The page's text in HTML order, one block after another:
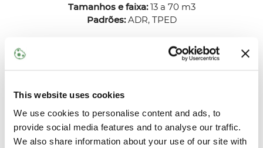
This website uses cookies
We use cookies to personalise content and ads, to
provide social media features and to analyse our traffic.
We also share information about your use of our site with
Tamanhos e faixa:13 a 70 m3
Padrões:ADR, TPED
generalização. Nossos profissionais experientes estão
prontos para ajudá-lo a encontrar o ajuste correto para